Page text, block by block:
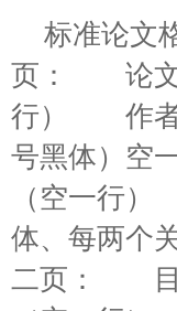
标准论文
页： 论文
行） 作者
号黑体）
（空一行
体、每两个
二页： 目